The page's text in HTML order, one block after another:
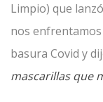
Limpio) que
nos
basura Covid y
mascarillas que